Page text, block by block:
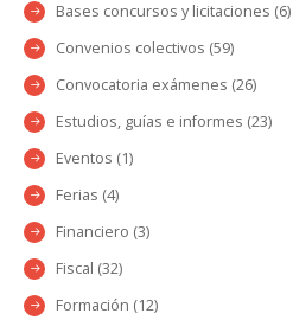
Bases concursos y licitaciones (6)
Convenios colectivos (59)
Convocatoria exámenes (26)
Estudios, guías e informes (23)
Eventos (1)
Ferias (4)
Financiero (3)
Fiscal (32)
Formación (12)